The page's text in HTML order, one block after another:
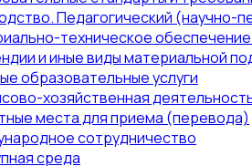
Педагогический (научно-
техническое
и иные виды материальной
образовательные услуги
хозяйственная
места для приема (перевода)
сотрудничество
среда